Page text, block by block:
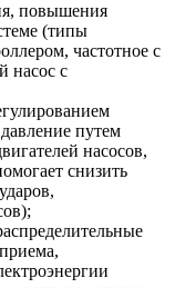
повышения
(типы
частотное с
насос с
путем
насосов,
снизить